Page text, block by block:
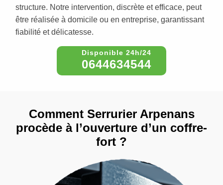
structure. Notre intervention, discrète et efficace, peut
être réalisée à domicile ou en entreprise, garantissant
fiabilité et délicatesse.
0644634544
Comment Serrurier Arpenans
procède à l’ouverture d’un coffre-
fort ?